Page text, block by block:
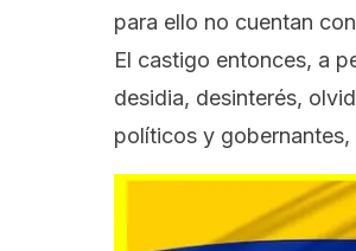
para ello no cuentan
El castigo entonces, a
desidia, desinterés,
políticos y